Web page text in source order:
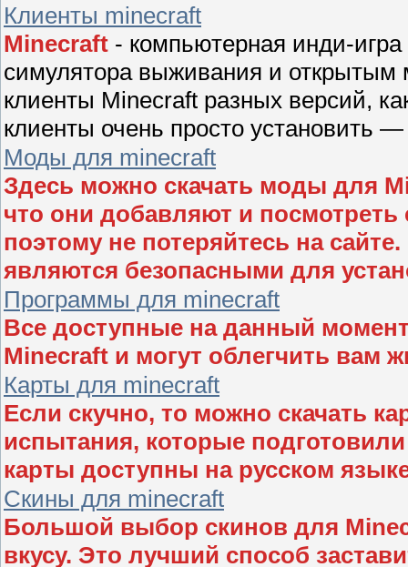
Клиенты minecraft
Minecraft - компьютерная инди-
симулятора выживания и открытым
клиенты Minecraft разных версий,
клиенты очень просто установить
Моды для minecraft
Здесь можно скачать моды для
что они добавляют и
поэтому не потеряйтесь на
являются безопасными для
Программы для minecraft
Все доступные на данный
Minecraft и могут облегчить вам
Карты для minecraft
Если скучно, то можно скачать
испытания, которые
карты доступны на русском
Скины для minecraft
Большой выбор скинов для
вкусу. Это лучший способ